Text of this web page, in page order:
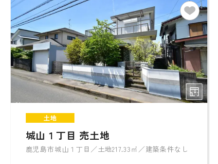
土地
城山１丁目 売土地
鹿児島市城山１丁目／土地217.33㎡／建築条件なし